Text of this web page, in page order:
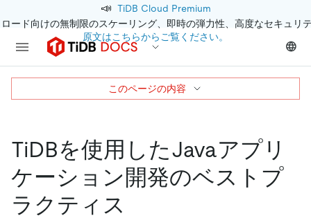
📣 TiDB Cloud Premium
ード向けの無制限のスケーリング、即時の弾力性、高度なセキュリ
原文はこちらからご覧ください。
TiDBを使用したJavaアプリ
ケーション開発のベストプ
ラクティス
このページの内容